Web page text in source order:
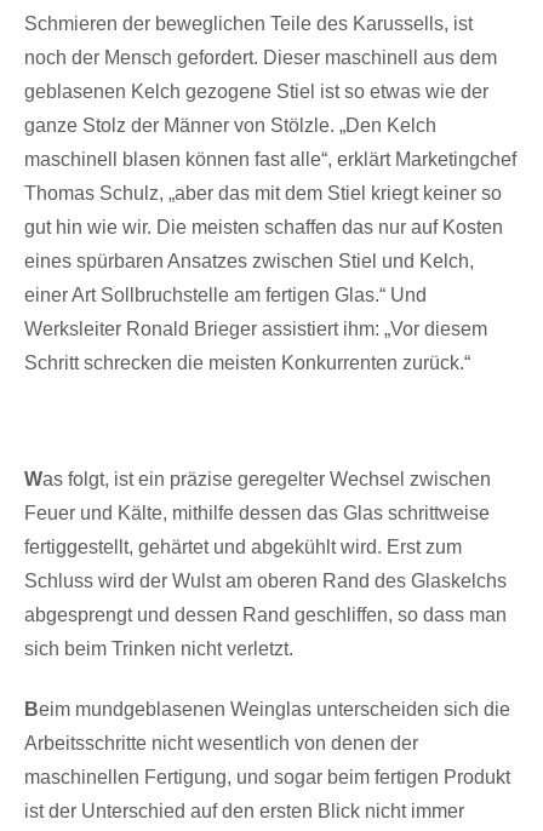
Schmieren der beweglichen Teile des Karussells, ist
noch der Mensch gefordert. Dieser maschinell aus dem
geblasenen Kelch gezogene Stiel ist so etwas wie der
ganze Stolz der Männer von Stölzle. „Den Kelch
maschinell blasen können fast alle“, erklärt Marketingchef
Thomas Schulz, „aber das mit dem Stiel kriegt keiner so
gut hin wie wir. Die meisten schaffen das nur auf Kosten
eines spürbaren Ansatzes zwischen Stiel und Kelch,
einer Art Sollbruchstelle am fertigen Glas.“ Und
Werksleiter Ronald Brieger assistiert ihm: „Vor diesem
Schritt schrecken die meisten Konkurrenten zurück.“
Was folgt, ist ein präzise geregelter Wechsel zwischen
Feuer und Kälte, mithilfe dessen das Glas schrittweise
fertiggestellt, gehärtet und abgekühlt wird. Erst zum
Schluss wird der Wulst am oberen Rand des Glaskelchs
abgesprengt und dessen Rand geschliffen, so dass man
sich beim Trinken nicht verletzt.
Beim mundgeblasenen Weinglas unterscheiden sich die
Arbeitsschritte nicht wesentlich von denen der
maschinellen Fertigung, und sogar beim fertigen Produkt
ist der Unterschied auf den ersten Blick nicht immer